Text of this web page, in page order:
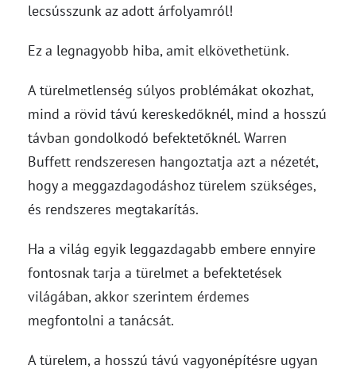
lecsússzunk az adott árfolyamról!
Ez a legnagyobb hiba, amit elkövethetünk.
A türelmetlenség súlyos problémákat okozhat,
mind a rövid távú kereskedőknél, mind a hosszú
távban gondolkodó befektetőknél. Warren
Buffett rendszeresen hangoztatja azt a nézetét,
hogy a meggazdagodáshoz türelem szükséges,
és rendszeres megtakarítás.
Ha a világ egyik leggazdagabb embere ennyire
fontosnak tarja a türelmet a befektetések
világában, akkor szerintem érdemes
megfontolni a tanácsát.
A türelem, a hosszú távú vagyonépítésre ugyan